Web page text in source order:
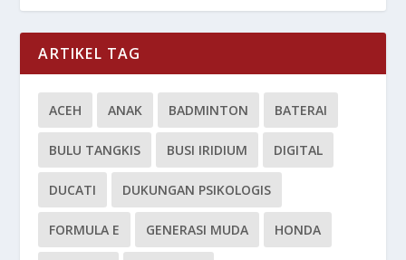
ARTIKEL TAG
ACEH ANAK BADMINTON BATERAI
BULU TANGKIS BUSI IRIDIUM DIGITAL
DUCATI DUKUNGAN PSIKOLOGIS
FORMULA E GENERASI MUDA HONDA